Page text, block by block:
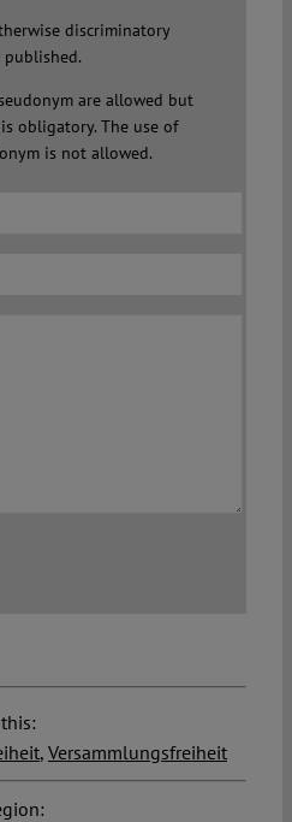
discriminatory
are allowed but
obligatory. The use of
is not allowed.
, Versammlungsfreiheit